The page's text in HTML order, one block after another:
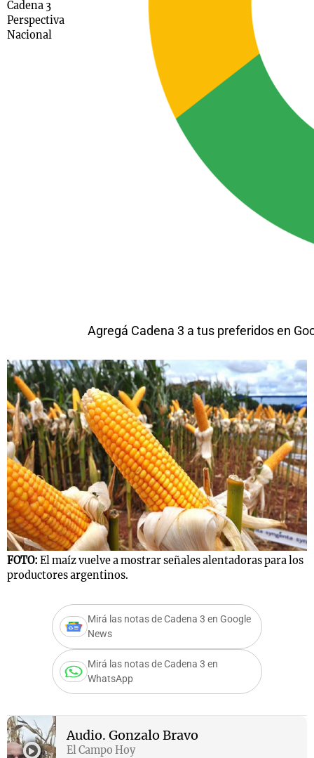
Cadena 3
Perspectiva
Nacional
Agregá Cadena 3 a tus preferidos en
FOTO: El maíz vuelve a mostrar señales alentadoras para los
productores argentinos.
Mirá las notas de Cadena 3 en Google
News
Mirá las notas de Cadena 3 en
WhatsApp
Audio. Gonzalo Bravo
El Campo Hoy
Mundial 2026
Cadena 3